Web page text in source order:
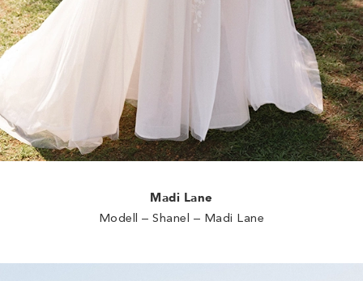
Madi Lane
Modell – Shanel – Madi Lane